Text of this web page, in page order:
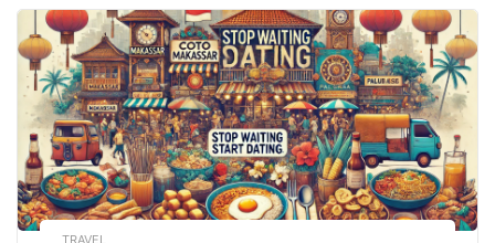
tarik yang membuatnya begitu eksklusif. Banyak
orang mencari pantai-pantai yang belum banyak
dijamah wisatawan, tempat yang […]
TRAVEL